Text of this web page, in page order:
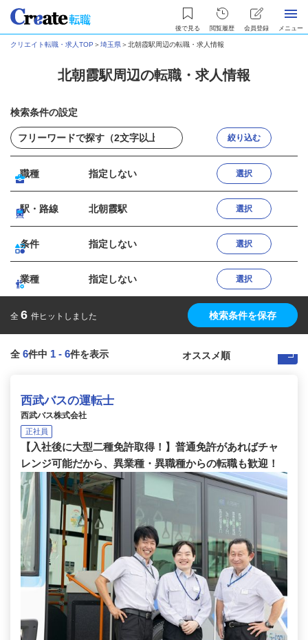
後で見る 閲覧履歴 会員登録 メニュー
クリエイト転職・求人TOP ＞埼玉県＞北朝霞駅周辺の転職・求人情報
北朝霞駅周辺の転職・求人情報
検索条件の設定
絞り込む
職種 指定しない 選択
駅・路線 北朝霞駅 選択
条件 指定しない 選択
業種 指定しない 選択
全 6 件ヒットしました 検索条件を保存
全 6件中 1 - 6件を表示
西武バスの運転士
西武バス株式会社
正社員
【入社後に大型二種免許取得！】普通免許があればチャ
レンジ可能だから、異業種・異職種からの転職も歓迎！